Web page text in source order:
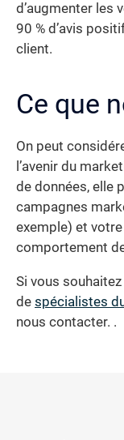
d’augmenter les
90 % d’avis
client.
Ce que
On peut
l’avenir du
de données, elle
campagnes
exemple) et
comportement
Si vous
de spécialistes
nous contacter. .